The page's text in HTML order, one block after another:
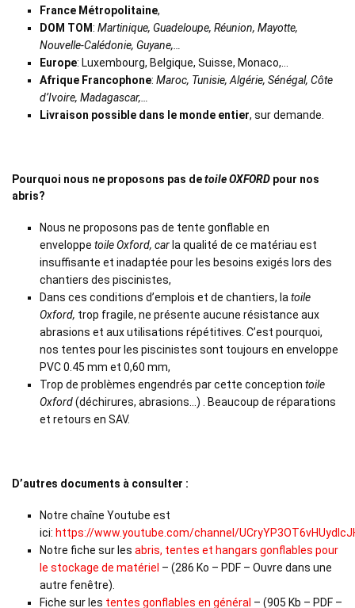
France Métropolitaine,
DOM TOM: Martinique, Guadeloupe, Réunion, Mayotte,
Nouvelle-Calédonie, Guyane,…
Europe: Luxembourg, Belgique, Suisse, Monaco,…
Afrique Francophone: Maroc, Tunisie, Algérie, Sénégal, Côte
d’Ivoire, Madagascar,…
Livraison possible dans le monde entier, sur demande.
Pourquoi nous ne proposons pas detoile OXFORD pour nos
abris?
Nous ne proposons pas de tente gonflable en
enveloppe toile Oxford, car la qualité de ce matériau est
insuffisante et inadaptée pour les besoins exigés lors des
chantiers des piscinistes,
Dans ces conditions d’emplois et de chantiers, la toile
Oxford, trop fragile, ne présente aucune résistance aux
abrasions et aux utilisations répétitives. C’est pourquoi,
nos tentes pour les piscinistes sont toujours en enveloppe
PVC 0.45 mm et 0,60 mm,
Trop de problèmes engendrés par cette conception toile
Oxford(déchirures, abrasions…) . Beaucoup de réparations
et retours en SAV.
D’autres documents à consulter :
Notre chaîne Youtube est
ici: https://www.youtube.com/channel/
Notre fiche sur les abris, tentes et hangars gonflables pour
le stockage de matériel – (286 Ko – PDF – Ouvre dans une
autre fenêtre).
Fiche sur les tentes gonflables en général – (905 Kb – PDF –